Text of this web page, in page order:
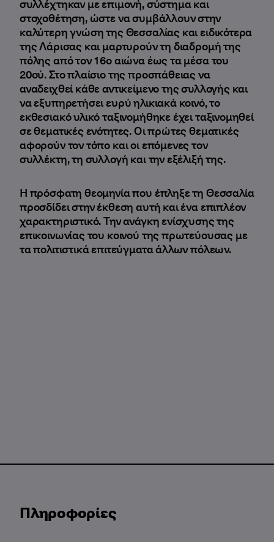
Πληροφορίες
συλλέχτηκαν με επιμονή, σύστημα και
στοχοθέτηση, ώστε να συμβάλλουν στην
καλύτερη γνώση της Θεσσαλίας και ειδικότερα
της Λάρισας και μαρτυρούν τη διαδρομή της
πόλης από τον 16ο αιώνα έως τα μέσα του
20ού. Στο πλαίσιο της προσπάθειας να
αναδειχθεί κάθε αντικείμενο της συλλογής και
να εξυπηρετήσει ευρύ ηλικιακά κοινό, το
εκθεσιακό υλικό ταξινομήθηκε έχει ταξινομηθεί
σε θεματικές ενότητες. Οι πρώτες θεματικές
αφορούν τον τόπο και οι επόμενες τον
συλλέκτη, τη συλλογή και την εξέλιξή της.
Η πρόσφατη θεομηνία που έπληξε τη Θεσσαλία
προσδίδει στην έκθεση αυτή και ένα επιπλέον
χαρακτηριστικό. Την ανάγκη ενίσχυσης της
επικοινωνίας του κοινού της πρωτεύουσας με
τα πολιτιστικά επιτεύγματα άλλων πόλεων.